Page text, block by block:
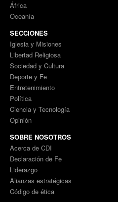
África
Oceanía
SECCIONES
Iglesia y Misiones
Libertad Religiosa
Sociedad y Cultura
Deporte y Fe
Entretenimiento
Política
Ciencia y Tecnología
Opinión
SOBRE NOSOTROS
Acerca de CDI
Declaración de Fe
Liderazgo
Alianzas estratégicas
Código de ética